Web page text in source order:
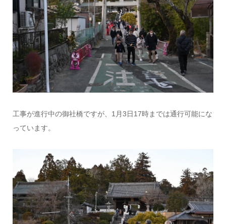
工事が進行中の御社橋ですが、1月3日17時までは通行可能にな
っています。